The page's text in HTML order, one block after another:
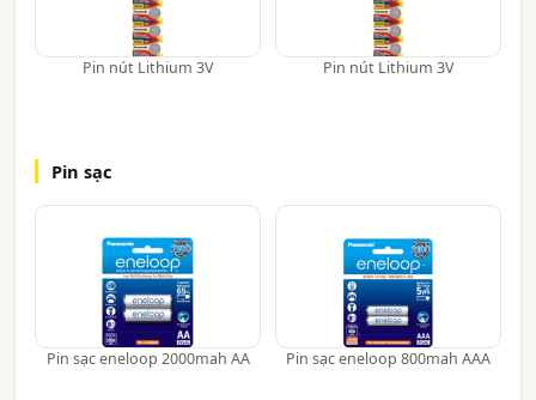
Pin nút Lithium 3V Pin nút Lithium 3V
Pin sạc
Pin sạc eneloop 2000mah AA Pin sạc eneloop 800mah AAA